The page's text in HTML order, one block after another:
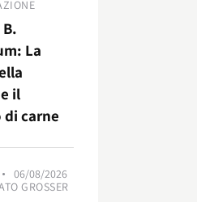
La
il
di carne
06/08/2026
GROSSER